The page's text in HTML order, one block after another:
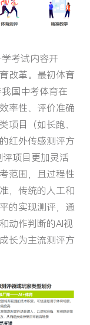
考试内容开
改革。最初体育
国中考体育在
率性、评价准确
项目（如长跑、
红外传感测评方
评项目更加灵活
范围，且过程性
，传统的人工和
的实现测评，通
动作判断的AI视
长为主流测评方